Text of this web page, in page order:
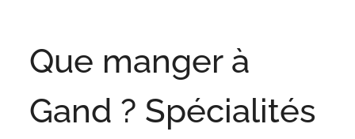
Que manger à
Gand ? Spécialités